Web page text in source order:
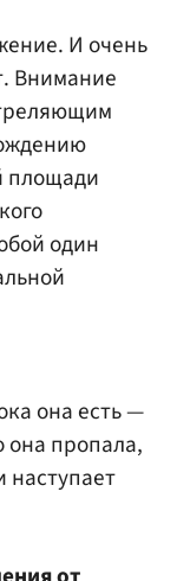
И очень
Внимание
площади
один
она есть —
она пропала,
наступает